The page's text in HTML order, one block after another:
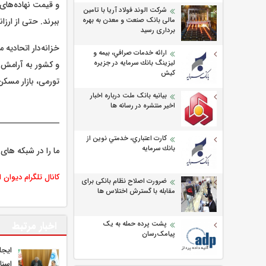
شرکت الوند فولاد آریا با تامین
مالی بانک صنعت و معدن به بهره
برداری رسید
ارائه خدمات صرافي، بيمه و
ليزينگ بانك سرمايه در جزيره
كيش
بیانیه بانک ملت درباره اخبار
اخیر منتشره در رسانه ها
كارت اعتباري، خدمتي نوين از
بانك سرمايه
ضرورت اصلاح نظام بانکی برای
مقابله با گسترش اختلاس ها
پشت پرده حمله به یک
پیامک‌رسان
و قیمت
ببرند. حتی از
خزانه‌دار
و کشور به
تورمی، بازار
ما را در شبکه
کانال تلگرام دیوان